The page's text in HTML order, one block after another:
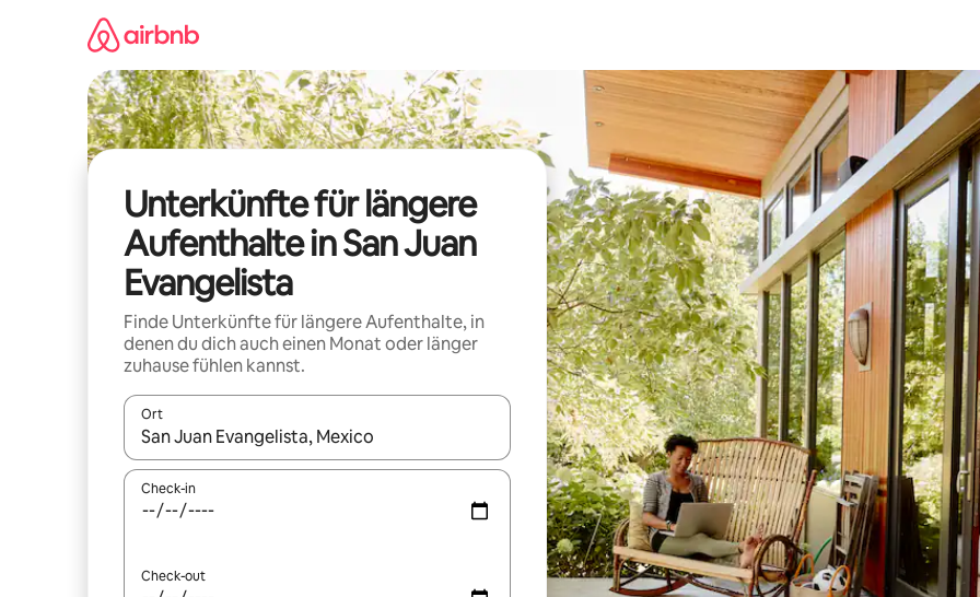
Unterkünfte für längere
Aufenthalte in San Juan
Evangelista
Finde Unterkünfte für längere Aufenthalte, in
denen du dich auch einen Monat oder länger
zuhause fühlen kannst.
Ort
Wenn Ergebnisse verfügbar sind, navigiere mit den Pfeiltasten nach oben und unten oder erkunde die Ergebnisse
Check-in
Check-out